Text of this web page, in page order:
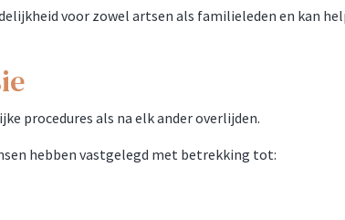
voor zowel artsen als familieleden en kan
procedures als na elk ander overlijden.
hebben vastgelegd met betrekking tot: